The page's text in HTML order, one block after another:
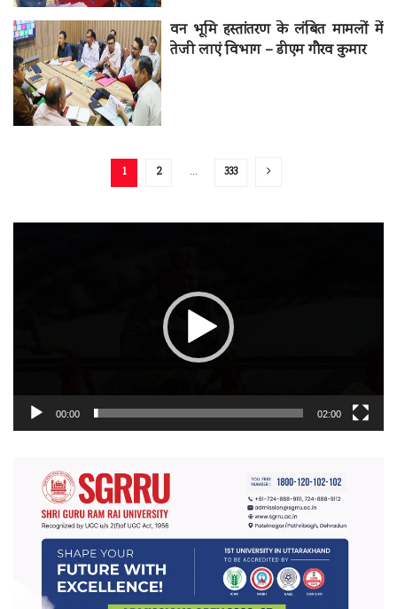
वन भूमि हस्तांतरण के लंबित मामलों में
तेजी लाएं विभाग – डीएम गौरव कुमार
1 2 … 333
00:00 02:00